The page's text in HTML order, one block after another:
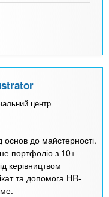
центр
основ до майстерності.
портфоліо з 10+
керівництвом
та допомога HR-